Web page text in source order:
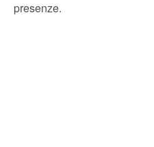
presenze.